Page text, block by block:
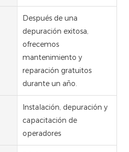
Después de una
depuración exitosa,
ofrecemos
mantenimiento y
reparación gratuitos
durante un año.
Instalación, depuración y
capacitación de
operadores